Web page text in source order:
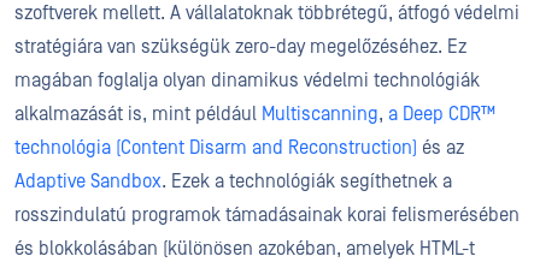
szoftverek mellett. A vállalatoknak többrétegű, átfogó védelmi
stratégiára van szükségük zero-day megelőzéséhez. Ez
magában foglalja olyan dinamikus védelmi technológiák
alkalmazását is, mint például Multiscanning, a Deep CDR™
technológia (Content Disarm and Reconstruction) és az
Adaptive Sandbox. Ezek a technológiák segíthetnek a
rosszindulatú programok támadásainak korai felismerésében
és blokkolásában (különösen azokéban, amelyek HTML-t